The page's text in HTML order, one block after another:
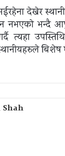
देखेर
नभएकाे भन्दै
त्यहा
बिशेष
Shah